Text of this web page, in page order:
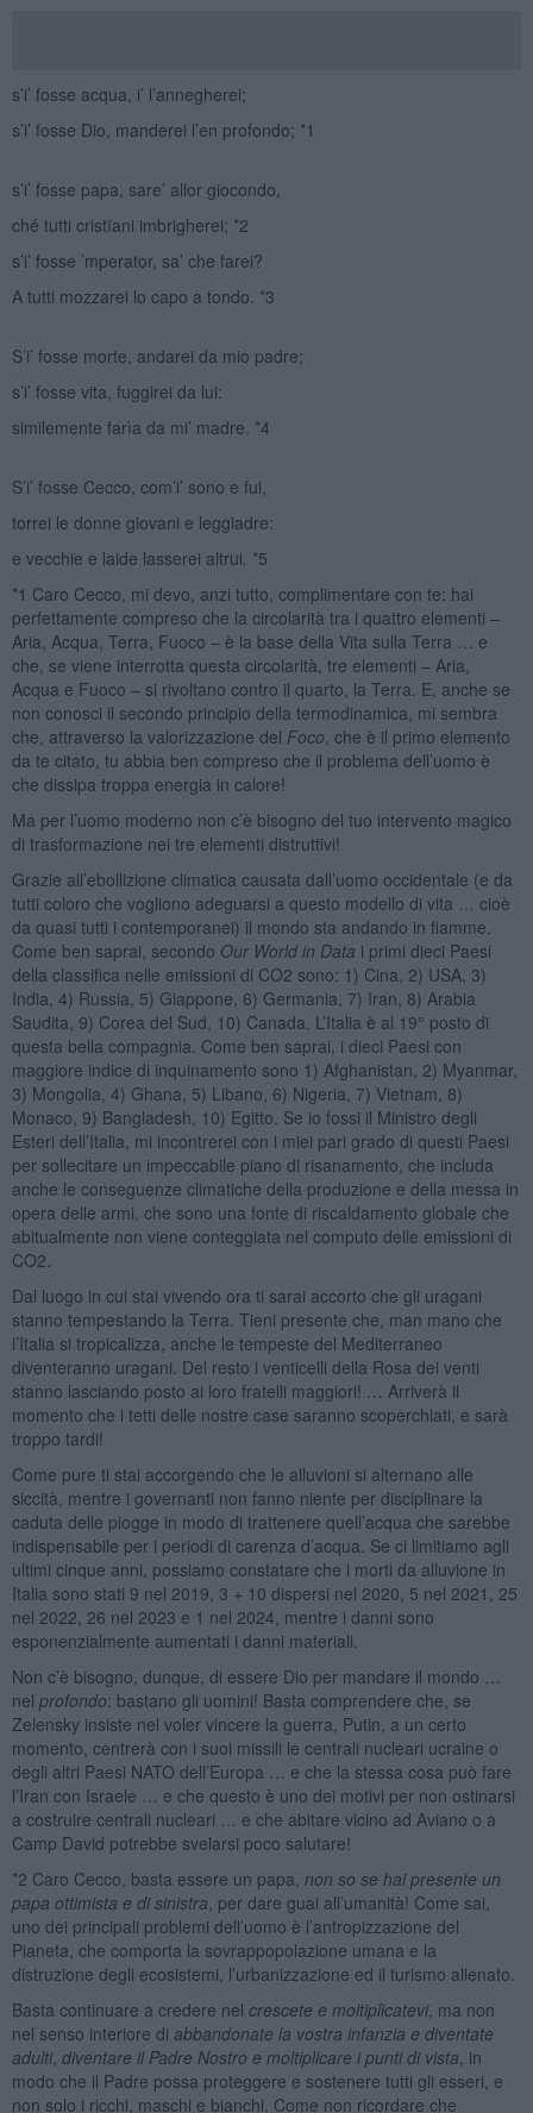
s’i’ fosse acqua, i’ l’annegherei;
s’i’ fosse Dio, manderei l’en profondo; *1
s’i’ fosse papa, sare’ allor giocondo,
ché tutti cristïani imbrigherei; *2
s’i’ fosse ’mperator, sa’ che farei?
A tutti mozzarei lo capo a tondo. *3
S’i’ fosse morte, andarei da mio padre;
s’i’ fosse vita, fuggirei da lui:
similemente farìa da mi’ madre. *4
S’i’ fosse Cecco, com’i’ sono e fui,
torrei le donne giovani e leggiadre:
e vecchie e laide lasserei altrui. *5
*1 Caro Cecco, mi devo, anzi tutto, complimentare con te: hai
perfettamente compreso che la circolarità tra i quattro elementi –
Aria, Acqua, Terra, Fuoco – è la base della Vita sulla Terra … e
che, se viene interrotta questa circolarità, tre elementi – Aria,
Acqua e Fuoco – si rivoltano contro il quarto, la Terra. E, anche se
non conosci il secondo principio della termodinamica, mi sembra
che, attraverso la valorizzazione del Foco , che è il primo elemento
da te citato, tu abbia ben compreso che il problema dell’uomo è
che dissipa troppa energia in calore!
Ma per l’uomo moderno non c’è bisogno del tuo intervento magico
di trasformazione nei tre elementi distruttivi!
Grazie all’ebollizione climatica causata dall’uomo occidentale (e da
tutti coloro che vogliono adeguarsi a questo modello di vita … cioè
da quasi tutti i contemporanei) il mondo sta andando in fiamme.
Come ben saprai, secondo Our World in Data i primi dieci Paesi
della classifica nelle emissioni di CO2 sono: 1) Cina, 2) USA, 3)
India, 4) Russia, 5) Giappone, 6) Germania, 7) Iran, 8) Arabia
Saudita, 9) Corea del Sud, 10) Canada. L’Italia è al 19° posto di
questa bella compagnia. Come ben saprai, i dieci Paesi con
maggiore indice di inquinamento sono 1) Afghanistan, 2) Myanmar,
3) Mongolia, 4) Ghana, 5) Libano, 6) Nigeria, 7) Vietnam, 8)
Monaco, 9) Bangladesh, 10) Egitto. Se io fossi il Ministro degli
Esteri dell’Italia, mi incontrerei con i miei pari grado di questi Paesi
per sollecitare un impeccabile piano di risanamento, che includa
anche le conseguenze climatiche della produzione e della messa in
opera delle armi, che sono una fonte di riscaldamento globale che
abitualmente non viene conteggiata nel computo delle emissioni di
CO2.
Dal luogo in cui stai vivendo ora ti sarai accorto che gli uragani
stanno tempestando la Terra. Tieni presente che, man mano che
l’Italia si tropicalizza, anche le tempeste del Mediterraneo
diventeranno uragani. Del resto i venticelli della Rosa dei venti
stanno lasciando posto ai loro fratelli maggiori! … Arriverà il
momento che i tetti delle nostre case saranno scoperchiati, e sarà
troppo tardi!
Come pure ti stai accorgendo che le alluvioni si alternano alle
siccità, mentre i governanti non fanno niente per disciplinare la
caduta delle piogge in modo di trattenere quell’acqua che sarebbe
indispensabile per i periodi di carenza d’acqua. Se ci limitiamo agli
ultimi cinque anni, possiamo constatare che i morti da alluvione in
Italia sono stati 9 nel 2019, 3 + 10 dispersi nel 2020, 5 nel 2021, 25
nel 2022, 26 nel 2023 e 1 nel 2024, mentre i danni sono
esponenzialmente aumentati i danni materiali.
Non c’è bisogno, dunque, di essere Dio per mandare il mondo …
nel profondo: bastano gli uomini! Basta comprendere che, se
Zelensky insiste nel voler vincere la guerra, Putin, a un certo
momento, centrerà con i suoi missili le centrali nucleari ucraine o
degli altri Paesi NATO dell’Europa … e che la stessa cosa può fare
l’Iran con Israele … e che questo è uno dei motivi per non ostinarsi
a costruire centrali nucleari … e che abitare vicino ad Aviano o a
Camp David potrebbe svelarsi poco salutare!
*2 Caro Cecco, basta essere un papa, non so se hai presente un
papa ottimista e di sinistra , per dare guai all’umanità! Come sai,
uno dei principali problemi dell’uomo è l’antropizzazione del
Pianeta, che comporta la sovrappopolazione umana e la
distruzione degli ecosistemi, l’urbanizzazione ed il turismo alienato.
Basta continuare a credere nel crescete e moltiplicatevi, ma non
nel senso interiore di abbandonate la vostra infanzia e diventate
adulti, diventare il Padre Nostro e moltiplicare i punti di vista , in
modo che il Padre possa proteggere e sostenere tutti gli esseri, e
non solo i ricchi, maschi e bianchi. Come non ricordare che